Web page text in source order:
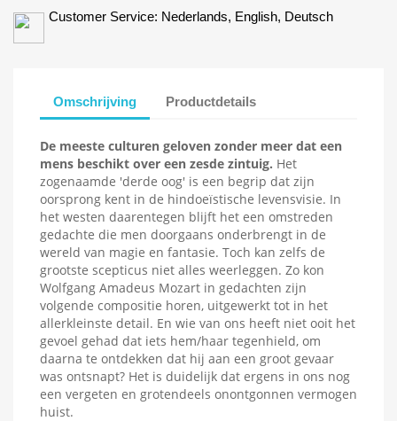
Toevoegen aan Verlanglijst
add_circle_outline
Maak nieuwe lijst
Maak een verlanglijst
Verlanglijst naam
Inloggen
U moet ingelogd zijn om producten in uw verlanglijst op te slaan.
Annuleren
Customer Service: Nederlands, English, Deutsch
Omschrijving Productdetails
De meeste culturen geloven zonder meer dat een
mens beschikt over een zesde zintuig. Het
zogenaamde 'derde oog' is een begrip dat zijn
oorsprong kent in de hindoeïstische levensvisie. In
het westen daarentegen blijft het een omstreden
gedachte die men doorgaans onderbrengt in de
wereld van magie en fantasie. Toch kan zelfs de
grootste scepticus niet alles weerleggen. Zo kon
Wolfgang Amadeus Mozart in gedachten zijn
volgende compositie horen, uitgewerkt tot in het
allerkleinste detail. En wie van ons heeft niet ooit het
gevoel gehad dat iets hem/haar tegenhield, om
daarna te ontdekken dat hij aan een groot gevaar
was ontsnapt? Het is duidelijk dat ergens in ons nog
een vergeten en grotendeels onontgonnen vermogen
huist.